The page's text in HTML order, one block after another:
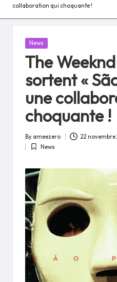
collaboration qui choquante !
Posted
News
The
sortent «
une
choquante !
Posted
by
By ameezero 22 novembre
Posted
News